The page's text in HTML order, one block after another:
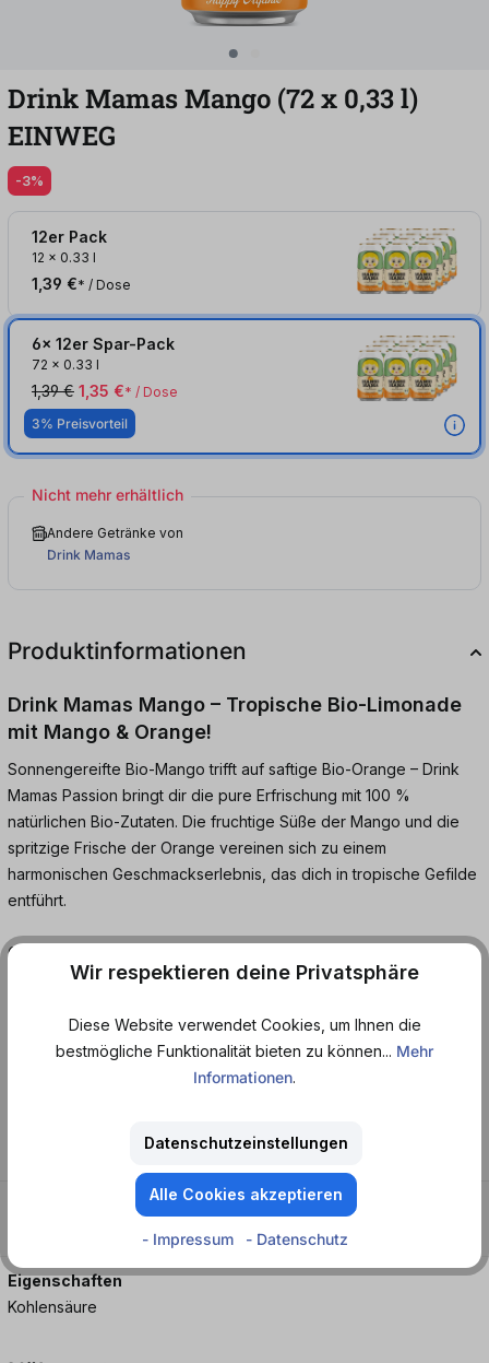
Drink Mamas Mango (72x 0,33l)
EINWEG
-3%
12er Pack
12 x 0.33 l
1,39 €* / Dose
6x 12er Spar-Pack
72 x 0.33 l
1,39 € 1,35 €* / Dose
3% Preisvorteil
Nicht mehr erhältlich
Andere Getränke von
Drink Mamas
Produktinformationen
Drink Mamas Mango – Tropische Bio-Limonade
mit Mango & Orange!
Sonnengereifte Bio-Mango trifft auf saftige Bio-Orange – Drink
Mamas Passion bringt dir die pure Erfrischung mit 100 %
natürlichen Bio-Zutaten. Die fruchtige Süße der Mango und die
spritzige Frische der Orange vereinen sich zu einem
harmonischen Geschmackserlebnis, das dich in tropische Gefilde
entführt.
Ganz ohne künstliche Zusätze, aber voller Leidenschaft – ob
eisgekühlt pur oder als erfrischender Mixer für Cocktails. Jetzt
BIO- Orangen-Mangolimonade.
Bio - Erfrischend - Fruchtig - Kalorienarm - Spritzig - Süß
Eigenschaften
Kohlensäure
Wir respektieren deine Privatsphäre
Diese Website verwendet Cookies, um Ihnen die
bestmögliche Funktionalität bieten zu können... Mehr
Informationen.
Datenschutzeinstellungen
Alle Cookies akzeptieren
- Impressum - Datenschutz